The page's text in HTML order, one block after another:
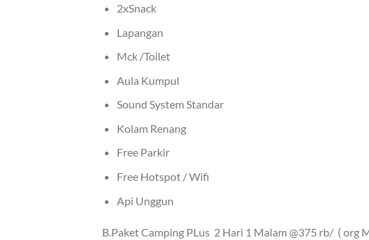
2xSnack
Lapangan
Mck /Toilet
Aula Kumpul
Sound System Standar
Kolam Renang
Free Parkir
Free Hotspot / Wifi
Api Unggun
B.Paket Camping PLus 2 Hari 1 Malam @375 rb/ ( org